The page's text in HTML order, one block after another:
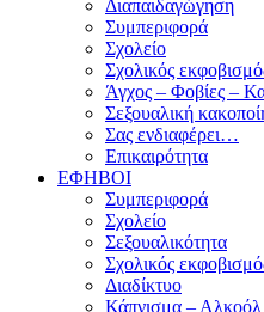
Διαπαιδαγώγηση
Συμπεριφορά
Σχολείο
Σχολικός
Άγχος – Φοβίες –
Σεξουαλική
Σας ενδιαφέρει…
Επικαιρότητα
ΕΦΗΒΟΙ
Συμπεριφορά
Σχολείο
Σεξουαλικότητα
Σχολικός
Διαδίκτυο
Κάπνισμα –